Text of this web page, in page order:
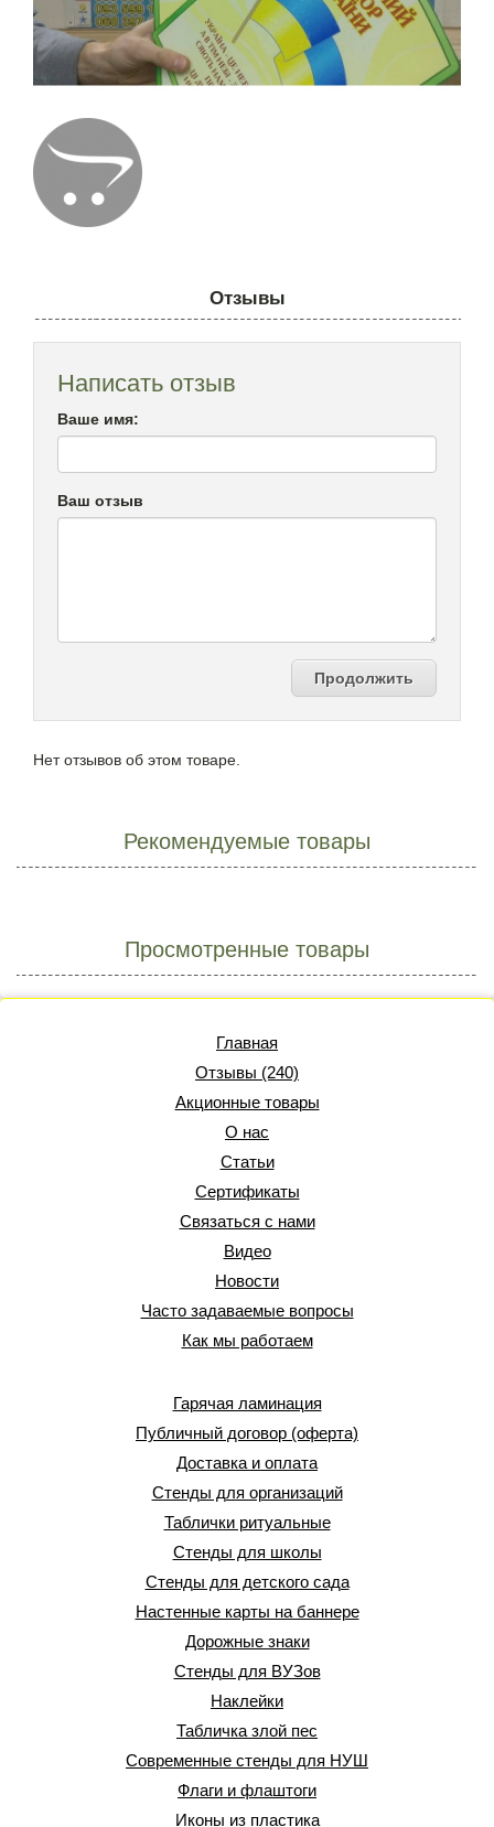
Отзывы
Написать отзыв
Ваше имя:
Ваш отзыв
Продолжить
Нет отзывов об этом товаре.
Рекомендуемые товары
Просмотренные товары
Главная
Отзывы (240)
Акционные товары
О нас
Статьи
Сертификаты
Связаться с нами
Видео
Новости
Часто задаваемые вопросы
Как мы работаем
Гарячая ламинация
Публичный договор (оферта)
Доставка и оплата
Стенды для организаций
Таблички ритуальные
Стенды для школы
Стенды для детского сада
Настенные карты на баннере
Дорожные знаки
Стенды для ВУЗов
Наклейки
Табличка злой пес
Современные стенды для НУШ
Флаги и флаштоги
Иконы из пластика